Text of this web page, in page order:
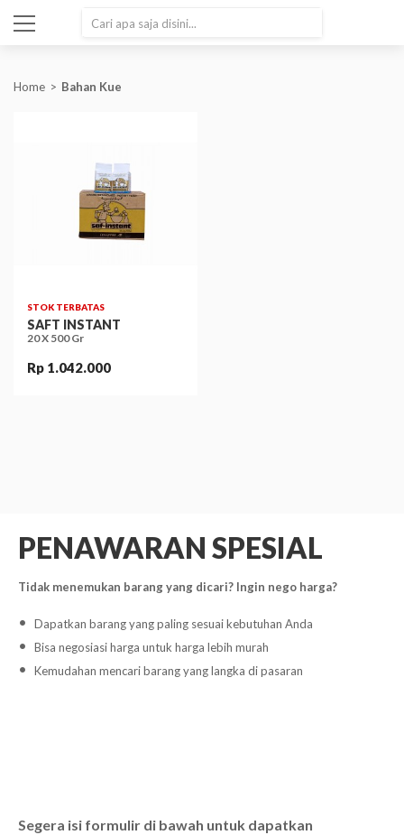
Home Bahan Kue
STOK TERBATAS
SAFT INSTANT
20 X 500 Gr
Rp 1.042.000
PENAWARAN SPESIAL
Tidak menemukan barang yang dicari? Ingin nego harga?
Dapatkan barang yang paling sesuai kebutuhan Anda
Bisa negosiasi harga untuk harga lebih murah
Kemudahan mencari barang yang langka di pasaran
Segera isi formulir di bawah untuk dapatkan